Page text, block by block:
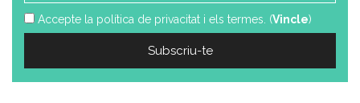
Accepte la política de privacitat i els termes. (Vincle)